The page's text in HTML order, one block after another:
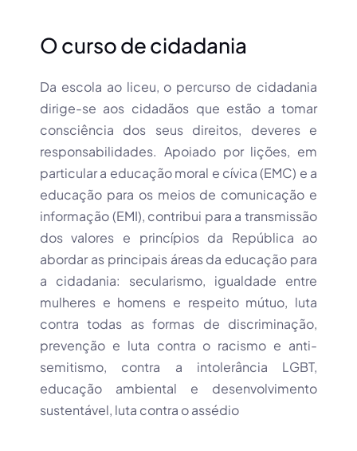
O curso de cidadania
Da escola ao liceu, o percurso de cidadania
dirige-se aos cidadãos que estão a tomar
consciência dos seus direitos, deveres e
responsabilidades. Apoiado por lições, em
particular a educação moral e cívica (EMC) e a
educação para os meios de comunicação e
informação (EMI), contribui para a transmissão
dos valores e princípios da República ao
abordar as principais áreas da educação para
a cidadania: secularismo, igualdade entre
mulheres e homens e respeito mútuo, luta
contra todas as formas de discriminação,
prevenção e luta contra o racismo e anti-
semitismo, contra a intolerância LGBT,
educação ambiental e desenvolvimento
sustentável, luta contra o assédio